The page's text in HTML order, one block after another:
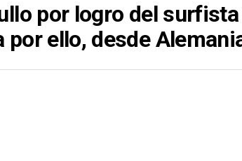
por logro del
ello, desde